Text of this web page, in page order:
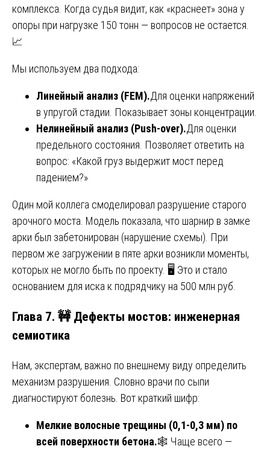
комплекса. Когда судья видит, как «краснеет» зона у
опоры при нагрузке 150 тонн — вопросов не остается.
📈
Мы используем два подхода:
Линейный анализ (FEM).Для оценки напряжений
в упругой стадии. Показывает зоны концентрации.
Нелинейный анализ (Push-over).Для оценки
предельного состояния. Позволяет ответить на
вопрос: «Какой груз выдержит мост перед
падением?»
Один мой коллега смоделировал разрушение старого
арочного моста. Модель показала, что шарнир в замке
арки был забетонирован (нарушение схемы). При
первом же загружении в пяте арки возникли моменты,
которых не могло быть по проекту. 🖥️ Это и стало
основанием для иска к подрядчику на 500 млн руб.
Глава 7. 🚧 Дефекты мостов: инженерная
семиотика
Нам, экспертам, важно по внешнему виду определить
механизм разрушения. Словно врачи по сыпи
диагностируют болезнь. Вот краткий шифр:
Мелкие волосные трещины (0,1-0,3 мм) по
всей поверхности бетона.🕸️ Чаще всего —